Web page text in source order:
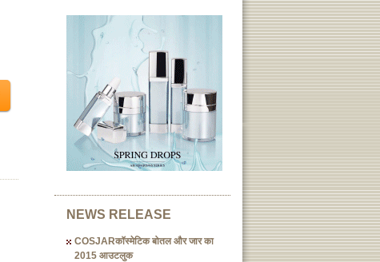
NEWS RELEASE
COSJARकॉस्मेटिक बोतल और जार का
2015 आउटलुक